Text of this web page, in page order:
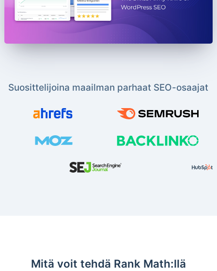
Suosittelijoina maailman parhaat SEO-osaajat
Mitä voit tehdä Rank Math:llä